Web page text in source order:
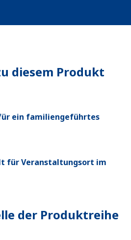
diesem Produkt
ein familiengeführtes
für Veranstaltungsort im
der Produktreihe